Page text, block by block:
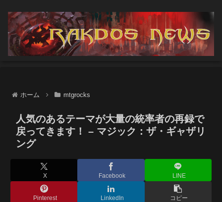
ホーム mtgrocks
人気のあるテーマが大量の統率者の再録で
戻ってきます！ – マジック：ザ・ギャザリ
ング
X Facebook LINE
Pinterest LinkedIn コピー